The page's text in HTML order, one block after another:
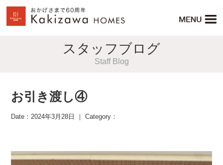
スタッフブログ
Staff Blog
お引き渡し④
Date：2024年3月28日 ｜ Category：